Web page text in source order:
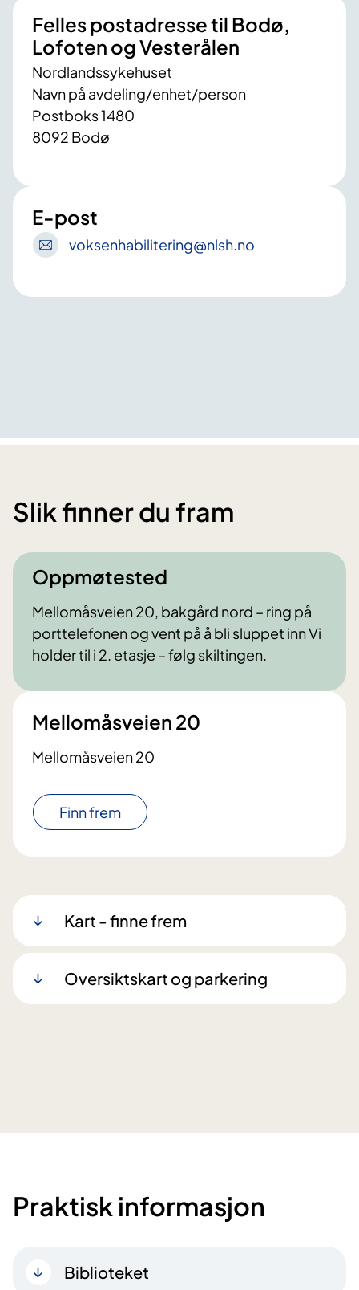
Felles postadresse til Bodø,
Lofoten og Vesterålen
Nordlandssykehuset
Navn på avdeling/enhet/person
Postboks 1480
8092 Bodø
E-post
voksenhabilitering@nlsh.no
Slik finner du fram
Oppmøtested
Mellomåsveien 20, bakgård nord – ring på
porttelefonen og vent på å bli sluppet inn Vi
holder til i 2. etasje – følg skiltingen.
Mellomåsveien 20
Mellomåsveien 20
Finn frem
Kart - finne frem
Oversiktskart og parkering
Praktisk informasjon
Biblioteket